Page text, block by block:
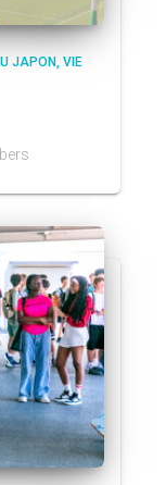
JAPON VIE